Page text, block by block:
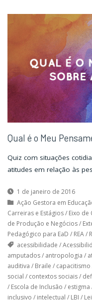
Desenho
Universal"
Qual é o Meu
Quiz com situações
atitudes em relação às
1 de janeiro de 2016
Ação Gestora em
Carreiras e Estágios/ Eixo de
de Produção e Negócios/
Pedagógico para EaD / REA/
acessibilidade /
amputados/ antropologia /
auditiva / Braile / capacitismo
social / contextos sociais/
/ Escola de Inclusão / estigma
inclusivo / intelectual / LBI /